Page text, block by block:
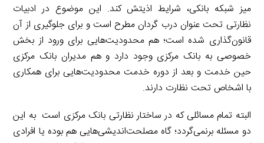
میز شبکه بانکی، شرایط اذیتش کند. این موضوع در ادبیات
نظارتی تحت عنوان درب گردان مطرح است و برای جلوگیری از آن
قانون‌گذاری شده است؛ هم محدودیت‌هایی برای ورود از بخش
خصوصی به بانک مرکزی وجود دارد و هم مدیران بانک مرکزی
حین خدمت و بعد از دوره خدمت محدودیت‌هایی برای همکاری
با اشخاص تحت نظارت دارند.
البته تمام مسائلی که در ساختار نظارتی بانک مرکزی است به این
دو مسئله برنمی‌گردد؛ گاه مصلحت‌اندیشی‌هایی هم بوده یا افرادی